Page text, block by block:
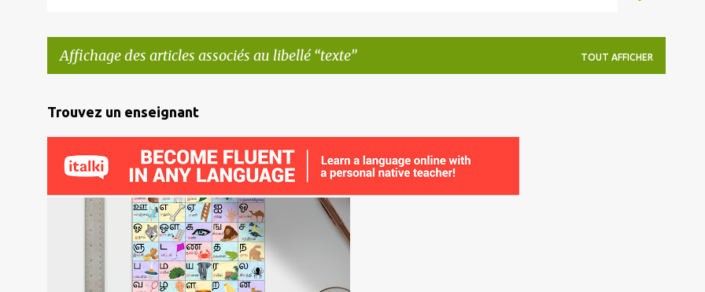
Affichage des articles associés au libellé texte TOUT AFFICHER
A
r
c
Trouvez un enseignant
ALPHABET ANCIEN ASIE ÉCRITURE
TEXTE